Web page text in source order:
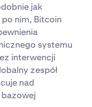
jak
nim, Bitcoin
systemu
interwencji
zespół
nad